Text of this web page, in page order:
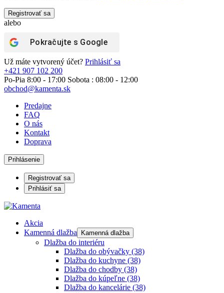
Registrovať sa
alebo
Pokračujte s Google
Už máte vytvorený účet? Prihlásiť sa
+421 907 102 200
Po-Pia 8:00 - 17:00 Sobota : 08:00 - 12:00
obchod@kamenta.sk
Predajne
FAQ
O nás
Kontakt
Doprava
Prihlásenie
Registrovať sa
Prihlásiť sa
Akcia
Kamenná dlažba
Kamenná dlažba
Dlažba do interiéru
Dlažba do obývačky (38)
Dlažba do kuchyne (38)
Dlažba do chodby (38)
Dlažba do kúpeľne (38)
Dlažba do kancelárie (38)